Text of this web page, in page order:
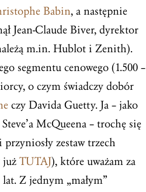
Babin, a następnie
Jean-Claude Biver, dyrektor
m.in. Hublot i Zenith).
segmentu cenowego (1.500 –
o czym świadczy dobór
czy Davida Guetty. Ja – jako
McQueena – trochę się
zestaw trzech
już TUTAJ), które uważam za
Z jednym „małym”